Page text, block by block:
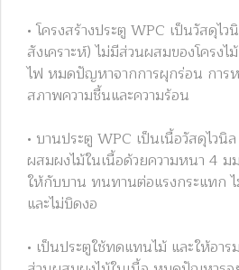
• โครงสร้างประตู WPC เป็นวัสดุไ
สังเคราะห์) ไม่มีส่วนผสมของโครงไ
ไฟ หมดปัญหาจากการผุกร่อน การ
สภาพความชื้นและความร้อน
• บานประตู WPC เป็นเนื้อวัสดุไว
ผสมผงไม้ในเนื้อด้วยความหนา 4 ม
ให้กับบาน ทนทานต่อแรงกระแทก ไ
และไม่บิดงอ
• เป็นประตูใช้ทดแทนไม้ และให้อา